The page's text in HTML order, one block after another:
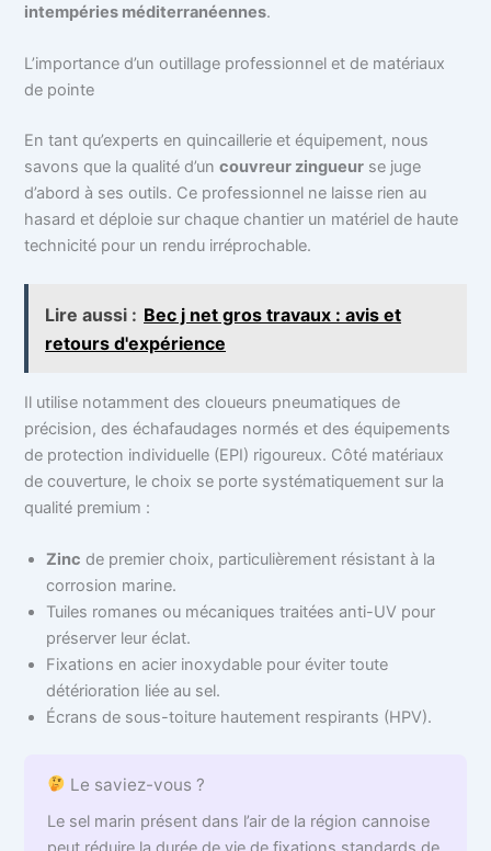
intempéries méditerranéennes.
L’importance d’un outillage professionnel et de matériaux
de pointe
En tant qu’experts en quincaillerie et équipement, nous
savons que la qualité d’uncouvreur zingueur se juge
d’abord à ses outils. Ce professionnel ne laisse rien au
hasard et déploie sur chaque chantier un matériel de haute
technicité pour un rendu irréprochable.
Lire aussi : Bec j net gros travaux : avis et
retours d'expérience
Il utilise notamment des cloueurs pneumatiques de
précision, des échafaudages normés et des équipements
de protection individuelle (EPI) rigoureux. Côté matériaux
de couverture, le choix se porte systématiquement sur la
qualité premium :
Zinc de premier choix, particulièrement résistant à la
corrosion marine.
Tuiles romanes ou mécaniques traitées anti-UV pour
préserver leur éclat.
Fixations en acier inoxydable pour éviter toute
détérioration liée au sel.
Écrans de sous-toiture hautement respirants (HPV).
Le saviez-vous ?
Le sel marin présent dans l’air de la région cannoise